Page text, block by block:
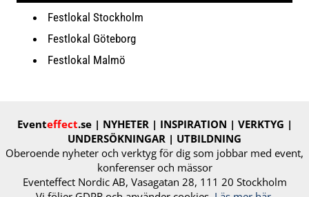
Festlokal Stockholm
Festlokal Göteborg
Festlokal Malmö
Eventeffect.se | NYHETER | INSPIRATION | VERKTYG |
UNDERSÖKNINGAR | UTBILDNING
Oberoende nyheter och verktyg för dig​ som jobbar med event,
konferenser och ​mässor​
Eventeffect Nordic AB, Vasagatan 28, 111 20 Stockholm